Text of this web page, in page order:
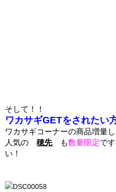
そして！！
ワカサギGETをされたい
ワカサギコーナーの商品増量し
人気の 穂先 も数量限定で
い！